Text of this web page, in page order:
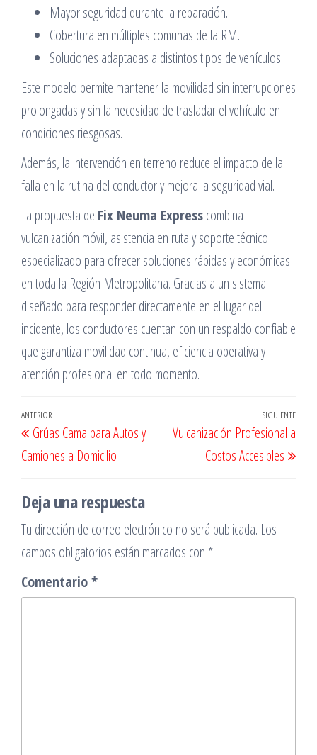
Mayor seguridad durante la reparación.
Cobertura en múltiples comunas de la RM.
Soluciones adaptadas a distintos tipos de vehículos.
Este modelo permite mantener la movilidad sin interrupciones
prolongadas y sin la necesidad de trasladar el vehículo en
condiciones riesgosas.
Además, la intervención en terreno reduce el impacto de la
falla en la rutina del conductor y mejora la seguridad vial.
La propuesta de Fix Neuma Expresscombina
vulcanización móvil, asistencia en ruta y soporte técnico
especializado para ofrecer soluciones rápidas y económicas
en toda la Región Metropolitana. Gracias a un sistema
diseñado para responder directamente en el lugar del
incidente, los conductores cuentan con un respaldo confiable
que garantiza movilidad continua, eficiencia operativa y
atención profesional en todo momento.
Navegación
de
entradas
Entrada
anterior
ANTERIOR
Grúas Cama para Autos y
Camiones a Domicilio
SIGUIENTE
Vulcanización Profesional a
Costos Accesibles
Deja una respuesta
Tu dirección de correo electrónico no será publicada. Los
campos obligatorios están marcados con *
Comentario*